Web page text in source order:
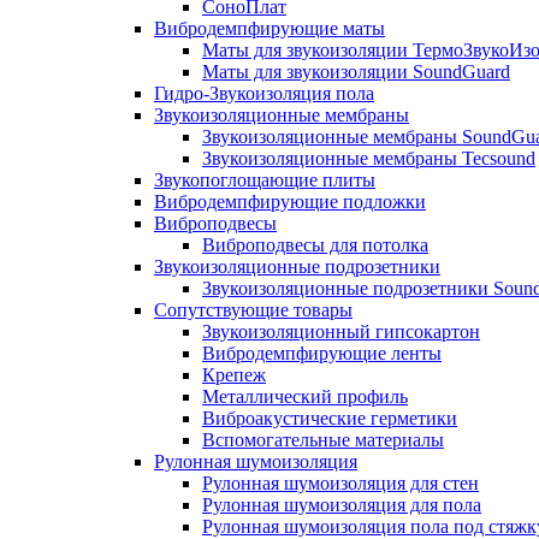
СоноПлат
Вибродемпфирующие маты
Маты для звукоизоляции
Маты для звукоизоляции SoundGuard
Гидро-Звукоизоляция пола
Звукоизоляционные мембраны
Звукоизоляционные мембраны
Звукоизоляционные мембраны Tecsound
Звукопоглощающие плиты
Вибродемпфирующие подложки
Виброподвесы
Виброподвесы для потолка
Звукоизоляционные подрозетники
Звукоизоляционные подрозетники
Сопутствующие товары
Звукоизоляционный гипсокартон
Вибродемпфирующие ленты
Крепеж
Металлический профиль
Виброакустические герметики
Вспомогательные материалы
Рулонная шумоизоляция
Рулонная шумоизоляция для стен
Рулонная шумоизоляция для пола
Рулонная шумоизоляция пола под